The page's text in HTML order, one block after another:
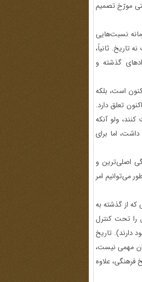
مورّخ تصمیم
نسبت‌هایی
تاریخ. ثانیاً،
گذشته و
است، بلکه
تعلق دارد.
ولو آنکه
اما برای
اصلی‌ترین و
می‌توانیم امر
( یعنی چیزهایی که از گذشته به
زمان حال را تحت کنترل
دارند). تاریخ
مهمی نیست،
علاوه